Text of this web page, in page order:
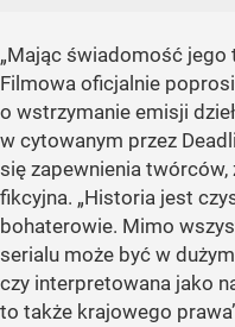
„Mając świadomość
Filmowa oficjalnie
o wstrzymanie emisji
w cytowanym przez
się zapewnienia
fikcyjna. „Historia jest
bohaterowie. Mimo
serialu może być w
czy interpretowana jako
to także krajowego